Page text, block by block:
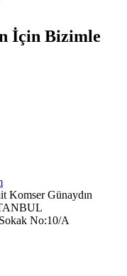
İçin Bizimle
Komser Günaydın
No:10/A